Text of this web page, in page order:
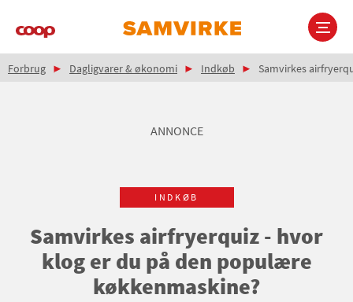
Main
Brødkrumme
Forbrug Dagligvarer & økonomi Indkøb Samvirkes
ANNONCE
INDKØB
Samvirkes airfryerquiz - hvor
klog er du på den populære
køkkenmaskine?